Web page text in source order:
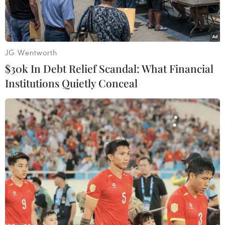
Người Việt Nam tại Thái Lan. (Ảnh: Đức Hải/Vietnam+)
Theo phóng viên TTXVN tại Bangkok, lãnh đạo
chính quyền một số tỉnh ở vùng Đông Bắc của
Thái Lan đã đánh giá cao đóng góp của cộng
JG Wentworth
$30k In Debt Relief Scandal: What Financial
Institutions Quietly Conceal